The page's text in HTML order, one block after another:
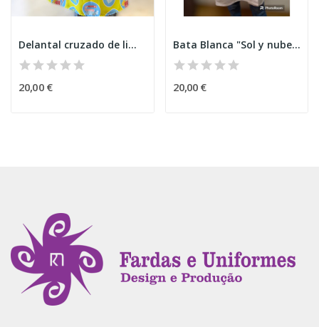
Delantal cruzado de limpieza
20,00 €
Bata Blanca "Sol y nubes"
20,00 €